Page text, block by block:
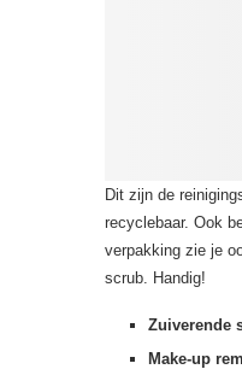
Dit zijn de
recyclebaar. Ook
verpakking zie je
scrub. Handig!
Zuiverende
Make-up